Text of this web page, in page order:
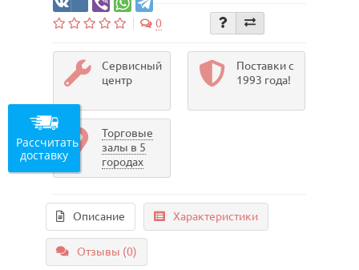
0
Сервисный
центр
Поставки с
1993 года!
Торговые
залы в 5
городах
Описание Характеристики
Отзывы (0)
Рассчитать
доставку